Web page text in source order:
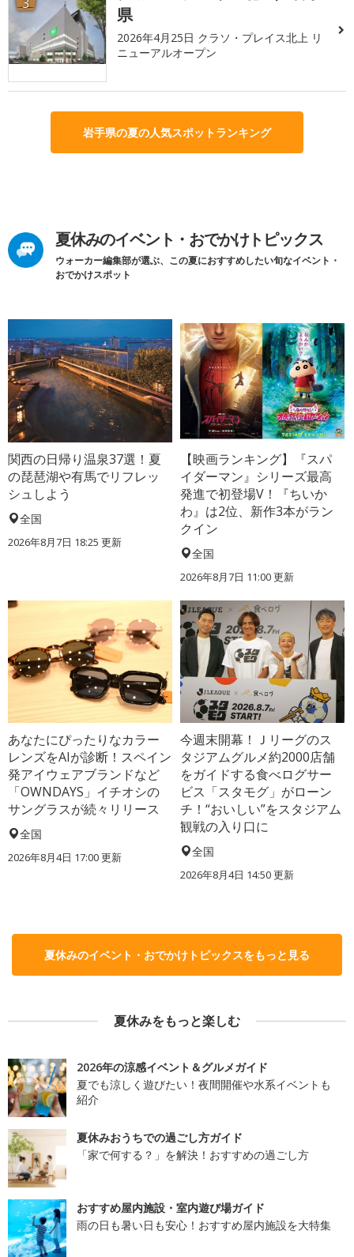
県
2026年4月25日 クラソ・プレイス北上 リ
ニューアルオープン
岩手県の夏の人気スポットランキング
夏休みのイベント・おでかけトピックス
ウォーカー編集部が選ぶ、この夏におすすめしたい旬なイベント・
おでかけスポット
関西の日帰り温泉37選！夏
の琵琶湖や有馬でリフレッ
シュしよう
全国
2026年8月7日 18:25 更新
【映画ランキング】『スパ
イダーマン』シリーズ最高
発進で初登場V！『ちいか
わ』は2位、新作3本がラン
クイン
全国
2026年8月7日 11:00更新
あなたにぴったりなカラー
レンズをAIが診断！スペイン
発アイウェアブランドなど
「OWNDAYS」イチオシの
サングラスが続々リリース
全国
2026年8月4日 17:00更新
今週末開幕！Ｊリーグのス
タジアムグルメ約2000店舗
をガイドする食べログサー
ビス「スタモグ」がローン
チ！“おいしい”をスタジアム
観戦の入り口に
全国
2026年8月4日 14:50更新
夏休みのイベント・おでかけトピックスをもっと見る
夏休みをもっと楽しむ
2026年の涼感イベント＆グルメガイド
夏でも涼しく遊びたい！夜間開催や水系イベントも
紹介
夏休みおうちでの過ごし方ガイド
「家で何する？」を解決！おすすめの過ごし方
おすすめ屋内施設・室内遊び場ガイド
雨の日も暑い日も安心！おすすめ屋内施設を大特集